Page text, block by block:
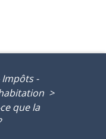
-
>
que la